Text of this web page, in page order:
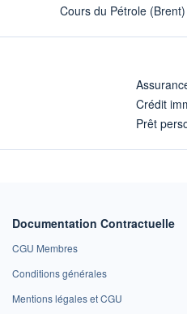
Cours du Pétrole (Brent)
Crédit
Prêt
Documentation Contractuelle
CGU Membres
Conditions générales
Mentions légales et CGU